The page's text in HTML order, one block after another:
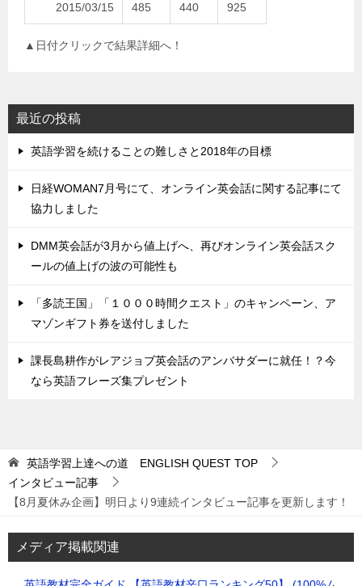
2015/03/15 485 440 925
▲日付クリックで結果詳細へ！
最近の投稿
英語学習を続けることの難しさと2018年の目標
日経WOMAN7月号にて、オンライン英会話に関する記事にて
協力しました
DMM英会話が3月から値上げへ、再びオンライン英会話スク
ールの値上げの波の可能性も
「多読王国」「１０００時間クエスト」のキャンペーン、ア
マゾンギフト券を送付しました
課長島耕作がレアジョブ英会話のアンバサダーに就任！？今
なら英語フレーズ集プレゼント
英語学習上達への道 ENGLISH QUEST TOP
インタビュー記事
【8月夏休み企画】明日より9連続インタビュー記事を更新します！
メディア掲載関連